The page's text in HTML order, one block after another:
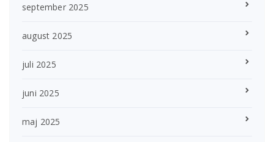
september 2025
august 2025
juli 2025
juni 2025
maj 2025